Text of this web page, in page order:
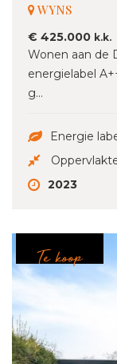
WYNS
€ 425.000 k.k.
Wonen aan de
energielabel
g...
Energie
2023
Te koop